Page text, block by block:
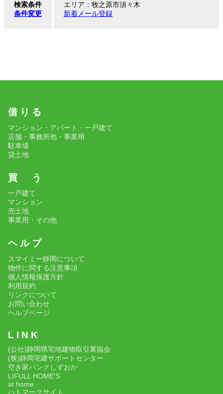
検索条件
条件変更
エリア：牧之原市須々木
新着メール登録
借 り る
マンション・アパート・一戸建て
店舗・事務所他・事業用
駐車場
貸土地
買 う
一戸建て
マンション
売土地
事業用・その他
ヘ ル プ
スマイミー静岡について
物件に関する注意事項
個人情報保護方針
利用規約
リンクについて
お問い合わせ
ヘルプページ
L I N K
(公社)静岡県宅地建物取引業協会
(株)静岡宅建サポートセンター
空き家バンクしずおか
LIFULL HOME'S
at home
ハトマークサイト